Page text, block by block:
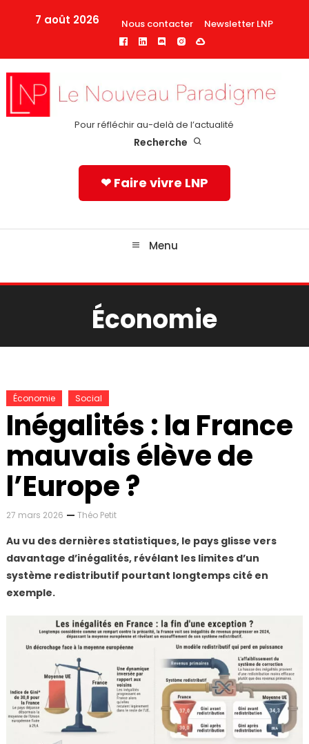
7 août 2026 Nous contacter Newsletter LNP
Pour réfléchir au-delà de l’actualité
Recherche
❤ Faire vivre LNP
Menu
Économie
Économie Social
Inégalités : la France
mauvais élève de
l’Europe ?
27 mars 2026 Théo Petit
Au vu des dernières statistiques, le pays glisse vers
davantage d’inégalités, révélant les limites d’un
système redistributif pourtant longtemps cité en
exemple.